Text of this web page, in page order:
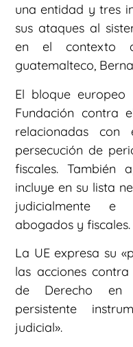
una entidad y tres
sus ataques al
en el contexto
guatemalteco,
El bloque
Fundación contra
relacionadas
persecución de
fiscales. También
incluye en su lista
judicialmente e
abogados y fiscales.
La UE expresa su
las acciones
de Derecho en
persistente
judicial».